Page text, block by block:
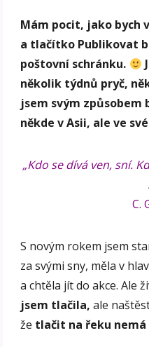
Mám pocit, jako bych
a tlačítko Publikovat
poštovní schránku.
několik týdnů pryč,
jsem svým
někde v Asii, ale ve
„Kdo se dívá ven, sní.
C.
S novým rokem jsem
za svými sny, měla v
a chtěla jít do akce. Ale
jsem tlačila, ale
že tlačit na řeku nemá